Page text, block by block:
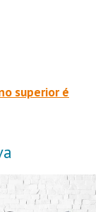
superior é